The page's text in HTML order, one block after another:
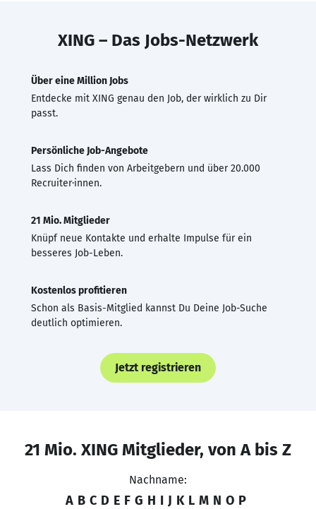
XING – Das Jobs-Netzwerk
Über eine Million Jobs
Entdecke mit XING genau den Job, der wirklich zu Dir
passt.
Persönliche Job-Angebote
Lass Dich finden von Arbeitgebern und über 20.000
Recruiter·innen.
21 Mio. Mitglieder
Knüpf neue Kontakte und erhalte Impulse für ein
besseres Job-Leben.
Kostenlos profitieren
Schon als Basis-Mitglied kannst Du Deine Job-Suche
deutlich optimieren.
Jetzt registrieren
21 Mio. XING Mitglieder, von A bis Z
Nachname:
A B C D E F G H I J K L M N O P